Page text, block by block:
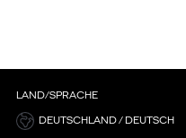
LAND/SPRACHE
DEUTSCHLAND / DEUTSCH